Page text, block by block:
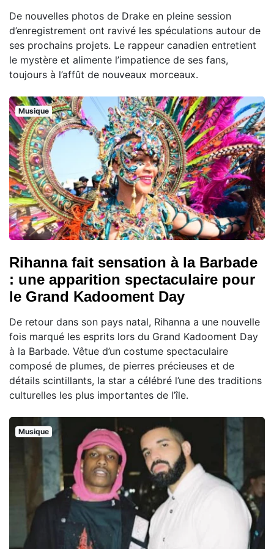
De nouvelles photos de Drake en pleine session
d’enregistrement ont ravivé les spéculations autour de
ses prochains projets. Le rappeur canadien entretient
le mystère et alimente l’impatience de ses fans,
toujours à l’affût de nouveaux morceaux.
Musique
Rihanna fait sensation à la Barbade
: une apparition spectaculaire pour
le Grand Kadooment Day
De retour dans son pays natal, Rihanna a une nouvelle
fois marqué les esprits lors du Grand Kadooment Day
à la Barbade. Vêtue d’un costume spectaculaire
composé de plumes, de pierres précieuses et de
détails scintillants, la star a célébré l’une des traditions
culturelles les plus importantes de l’île.
Musique